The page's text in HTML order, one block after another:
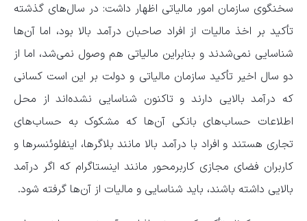
سخنگوی سازمان امور مالیاتی اظهار داشت: در سال‌های گذشته
تأکید بر اخذ مالیات از افراد صاحبان درآمد بالا بود، اما آن‌ها
شناسایی نمی‌شدند و بنابراین مالیاتی هم وصول نمی‌شد، اما از
دو سال اخیر تأکید سازمان مالیاتی و دولت بر این است کسانی
که درآمد بالایی دارند و تاکنون شناسایی نشده‌اند از محل
اطلاعات حساب‌های بانکی آن‌ها که مشکوک به حساب‌های
تجاری هستند و افراد با درآمد بالا مانند بلاگرها، اینفلوئنسر‌ها و
کاربران فضای مجازی کاربرمحور مانند اینستاگرام که اگر درآمد
بالایی داشته باشند، باید شناسایی و مالیات از آن‌ها گرفته شود.